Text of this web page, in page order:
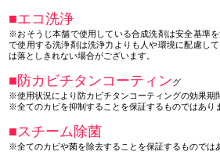
■エコ洗浄
※おそうじ本舗で使用している合成洗剤は安全基準を
で使用する洗浄剤は洗浄力よりも人や環境に配慮し
は落としきれない場合がございます。
■防カビチタンコーティング
※使用状況により防カビチタンコーティングの効果期
※全てのカビを抑制することを保証するものではあり
■スチーム除菌
※全てのカビや菌を除去することを保証するものでは